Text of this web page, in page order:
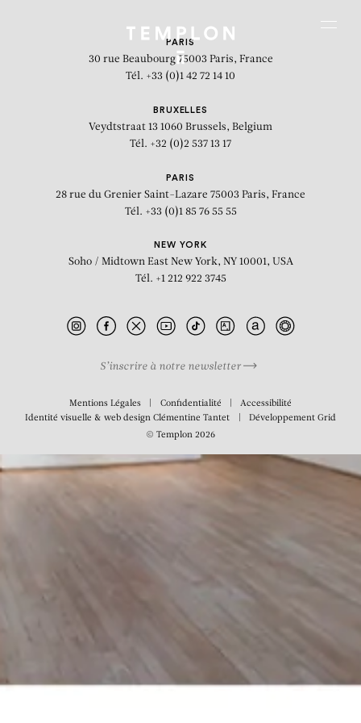
PARIS
30 rue Beaubourg 75003 Paris, France
Tél. +33 (0)1 42 72 14 10
BRUXELLES
Veydtstraat 13 1060 Brussels, Belgium
Tél. +32 (0)2 537 13 17
PARIS
28 rue du Grenier Saint-Lazare 75003 Paris, France
Tél. +33 (0)1 85 76 55 55
NEW YORK
Soho / Midtown East New York, NY 10001, USA
Tél. +1 212 922 3745
S’inscrire à notre newsletter
Mentions Légales Confidentialité
Accessibilité
Identité visuelle & web designClémentine Tantet Développement Grid
© Templon 2026